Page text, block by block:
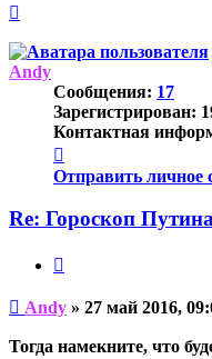
началу
Andy
Сообщения: 17
Зарегистрирован:
Контактная
информация
пользователя
Отправить личное
Re: Гороскоп
Непрочитанное
сообщение
Andy » 27 май 2016,
Тогда намекните, что